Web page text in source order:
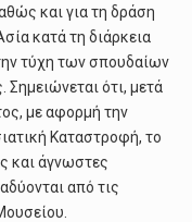
και για τη δράση
κατά τη διάρκεια
τύχη των σπουδαίων
ότι, μετά
με αφορμή την
Καταστροφή, το
και άγνωστες
από τις